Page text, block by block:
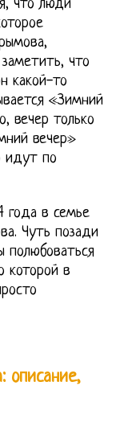
что люди
что
какой-то
«Зимний
вечер только
вечер»
идут по
года в семье
Чуть позади
полюбоваться
которой в
описание,